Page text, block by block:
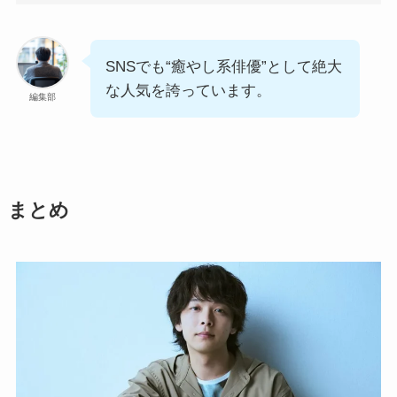
編集部
SNSでも“癒やし系俳優”として絶大
な人気を誇っています。
まとめ